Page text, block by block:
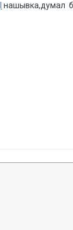
нашывка,думал